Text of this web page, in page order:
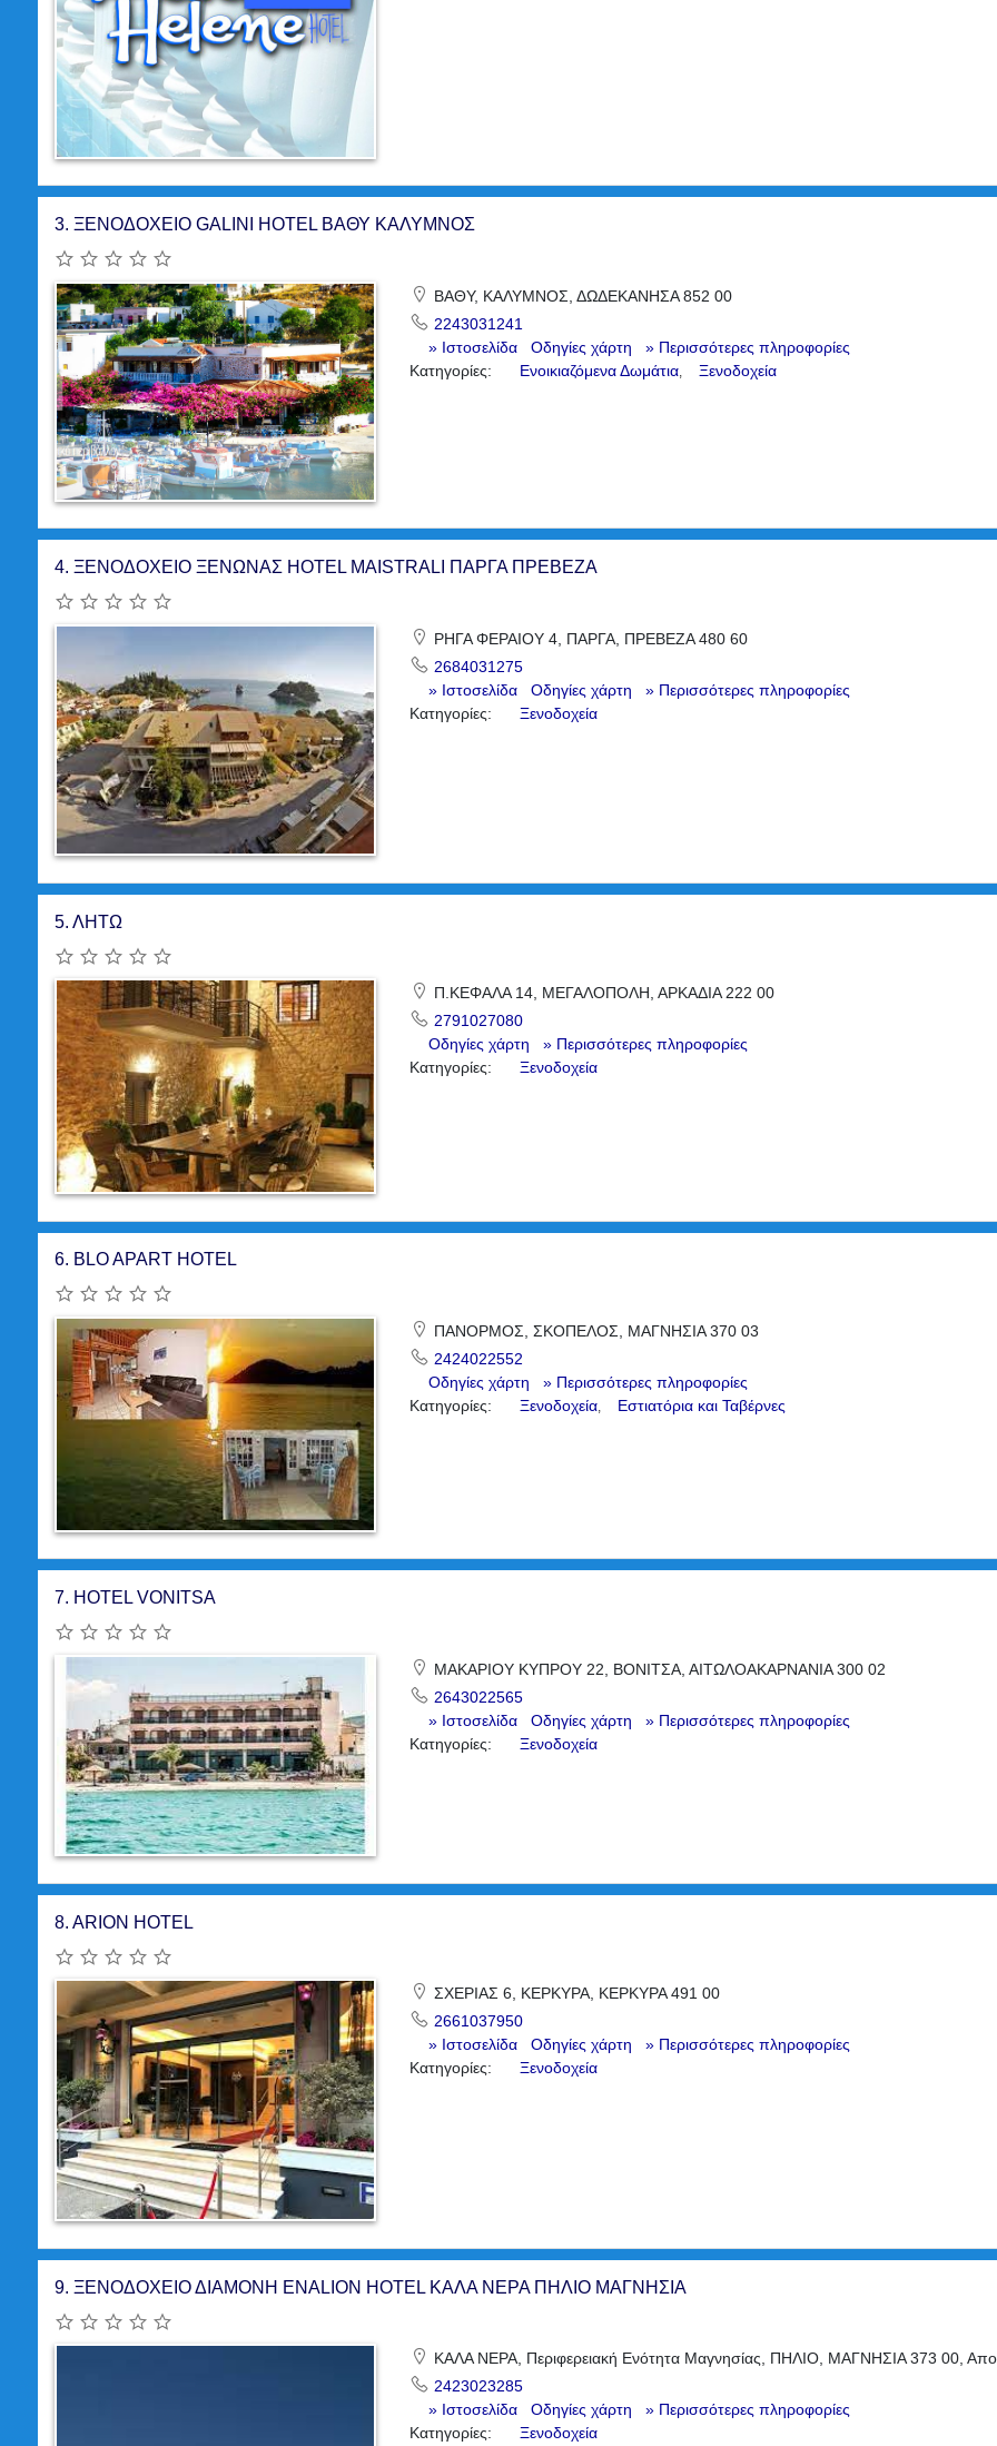
3. ΞΕΝΟΔΟΧΕΙΟ GALINI HOTEL ΒΑΘΥ ΚΑΛΥΜΝΟΣ
ΒΑΘΥ, ΚΑΛΥΜΝΟΣ, ΔΩΔΕΚΑΝΗΣΑ 852 00
2243031241
» Ιστοσελίδα
Οδηγίες χάρτη
» Περισσότερες πληροφορίες
Κατηγορίες:
Ενοικιαζόμενα Δωμάτια, Ξενοδοχεία
4. ΞΕΝΟΔΟΧΕΙΟ ΞΕΝΩΝΑΣ HOTEL MAISTRALI ΠΑΡΓΑ ΠΡΕΒΕΖΑ
ΡΗΓΑ ΦΕΡΑΙΟΥ 4, ΠΑΡΓΑ, ΠΡΕΒΕΖΑ 480 60
2684031275
» Ιστοσελίδα
Οδηγίες χάρτη
» Περισσότερες πληροφορίες
Κατηγορίες:
Ξενοδοχεία
5. ΛΗΤΩ
Π.ΚΕΦΑΛΑ 14, ΜΕΓΑΛΟΠΟΛΗ, ΑΡΚΑΔΙΑ 222 00
2791027080
Οδηγίες χάρτη
» Περισσότερες πληροφορίες
Κατηγορίες:
Ξενοδοχεία
6. BLO APART HOTEL
ΠΑΝΟΡΜΟΣ, ΣΚΟΠΕΛΟΣ, ΜΑΓΝΗΣΙΑ 370 03
2424022552
Οδηγίες χάρτη
» Περισσότερες πληροφορίες
Κατηγορίες:
Ξενοδοχεία, Εστιατόρια και Ταβέρνες
7. HOTEL VONITSA
ΜΑΚΑΡΙΟΥ ΚΥΠΡΟΥ 22, ΒΟΝΙΤΣΑ, ΑΙΤΩΛΟΑΚΑΡΝΑΝΙΑ 300 02
2643022565
» Ιστοσελίδα
Οδηγίες χάρτη
» Περισσότερες πληροφορίες
Κατηγορίες:
Ξενοδοχεία
8. ARION HOTEL
ΣΧΕΡΙΑΣ 6, ΚΕΡΚΥΡΑ, ΚΕΡΚΥΡΑ 491 00
2661037950
» Ιστοσελίδα
Οδηγίες χάρτη
» Περισσότερες πληροφορίες
Κατηγορίες:
Ξενοδοχεία
9. ΞΕΝΟΔΟΧΕΙΟ ΔΙΑΜΟΝΗ ENALION HOTEL ΚΑΛΑ ΝΕΡΑ ΠΗΛΙΟ ΜΑΓΝΗΣΙΑ
ΚΑΛΑ ΝΕΡΑ, Περιφερειακή Ενότητα Μαγνησίας, ΠΗΛΙΟ, ΜΑΓΝΗΣΙΑ 373 00,
2423023285
» Ιστοσελίδα
Οδηγίες χάρτη
» Περισσότερες πληροφορίες
Κατηγορίες:
Ξενοδοχεία